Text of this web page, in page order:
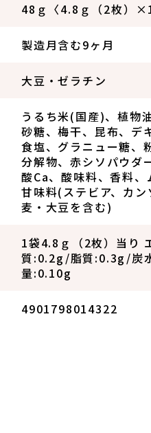
48ｇ〈4.8ｇ（2枚）
製造月含む9ヶ月
大豆・ゼラチン
うるち米(国産)、植物
砂糖、梅干、昆布、デ
食塩、グラニュー糖、
分解物、赤シソパウダ
酸Ca、酸味料、香料、
甘味料(ステビア、カ
麦・大豆を含む)
1袋4.8ｇ（2枚）当り
質:0.2g/脂質:0.3g/炭
量:0.10g
4901798014322